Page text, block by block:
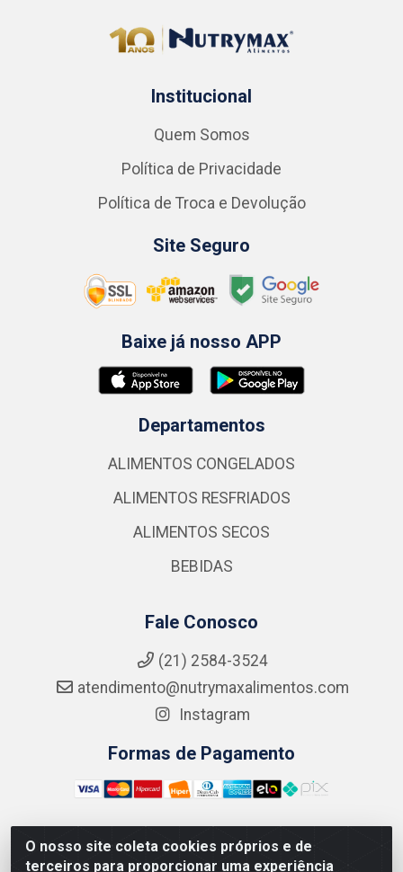
O nosso site coleta cookies próprios e de
terceiros para proporcionar uma experiência
Institucional
Quem Somos
Política de Privacidade
Política de Troca e Devolução
Site Seguro
Baixe já nosso APP
Departamentos
ALIMENTOS CONGELADOS
ALIMENTOS RESFRIADOS
ALIMENTOS SECOS
BEBIDAS
Fale Conosco
(21) 2584-3524
atendimento@nutrymaxalimentos.com
Instagram
Formas de Pagamento
NUTRY MAX COMÉRCIO DE PRODUTOS ALIMENTICIOS